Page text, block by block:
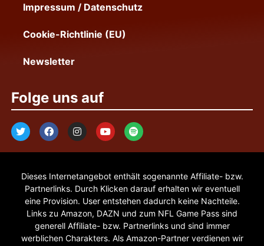
Impressum / Datenschutz
Cookie-Richtlinie (EU)
Newsletter
Folge uns auf
Dieses Internetangebot enthält sogenannte Affiliate- bzw.
Partnerlinks. Durch Klicken darauf erhalten wir eventuell
eine Provision. User entstehen dadurch keine Nachteile.
Links zu Amazon, DAZN und zum NFL Game Pass sind
generell Affiliate- bzw. Partnerlinks und sind immer
werblichen Charakters. Als Amazon-Partner verdienen wir